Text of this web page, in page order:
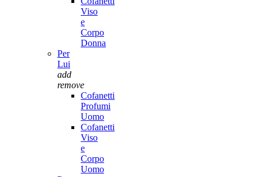
Viso
e
Corpo
Donna
Per
Lui
add
remove
Cofanetti
Profumi
Uomo
Cofanetti
Viso
e
Corpo
Uomo